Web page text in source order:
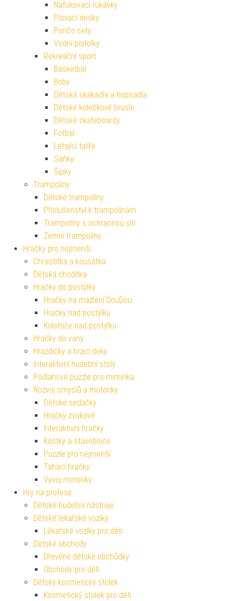
Nafukovací rukávky
Plovací desky
Pončo sety
Vodní pistolky
Rekreační sport
Basketbal
Boby
Dětská skákadla a hopsadla
Dětské kolečkové brusle
Dětské skateboardy
Fotbal
Létající talíře
Sáňky
Šipky
Trampolíny
Dětské trampolíny
Příslušenství k trampolínám
Trampolíny s ochrannou sítí
Zemní trampolíny
Hračky pro nejmenší
Chrastítka a kousátka
Dětská chodítka
Hračky do postýlky
Hračky na mazlení DouDou
Hračky nad postýlku
Kolotoče nad postýlku
Hračky do vany
Hrazdičky a hrací deky
Interaktivní hudební stoly
Podlahové puzzle pro miminka
Rozvoj smyslů a motoriky
Dětské sedačky
Hračky zvukové
Interaktivní hračky
Kostky a stavebnice
Puzzle pro nejmenší
Tahací hračky
Vývoj motoriky
Hry na profese
Dětské hudební nástroje
Dětské lékařské vozíky
Lékařské vozíky pro děti
Dětské obchody
Dřevěné dětské obchůdky
Obchody pro děti
Dětský kosmetický stolek
Kosmetický stolek pro děti